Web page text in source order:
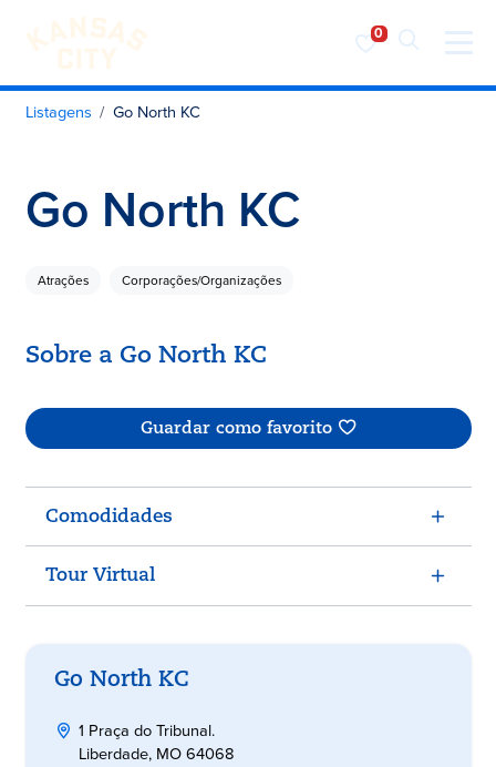
Visite o KC
Saltar para o conteúdo
Listagens Go North KC
Go North KC
Atrações Corporações/Organizações
Sobre a Go North KC
Guardar como favorito
Comodidades
Tour Virtual
Go North KC
1 Praça do Tribunal.
Liberdade, MO 64068